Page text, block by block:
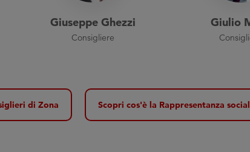
Giuseppe Ghezzi
Consigliere
Giulio
di Zona Scopri cos'è la Rappresentanza